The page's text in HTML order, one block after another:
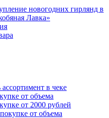
новогодних гирлянд в
Лавка»
в чеке
от объема
от 2000 рублей
от объема